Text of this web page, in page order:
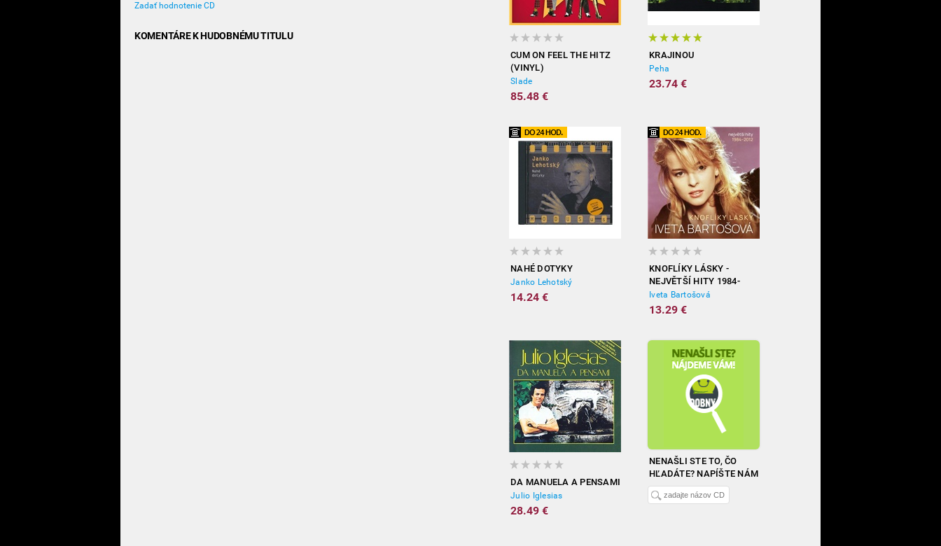
Zadať hodnotenie CD
KOMENTÁRE K HUDOBNÉMU TITULU
CUM ON FEEL THE HITZ
(VINYL)
Slade
85.48 €
KRAJINOU
Peha
23.74 €
NAHÉ DOTYKY
Janko Lehotský
14.24 €
KNOFLÍKY LÁSKY -
NEJVĚTŠÍ HITY 1984-
2012
Iveta Bartošová
13.29 €
DA MANUELA A PENSAMI
Julio Iglesias
28.49 €
NENAŠLI STE TO, ČO
HĽADÁTE? NAPÍŠTE NÁM